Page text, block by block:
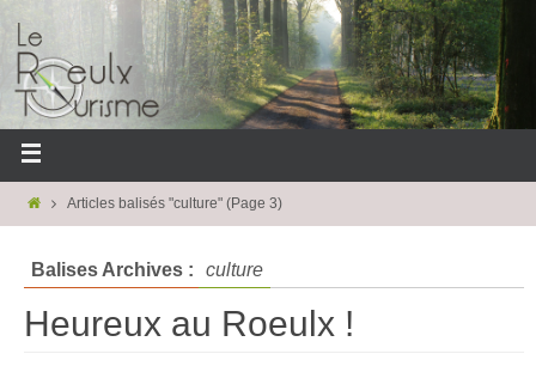
Articles balisés "culture"(Page 3)
Balises Archives : culture
Heureux au Roeulx !